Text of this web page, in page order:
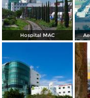
Hospital MAC